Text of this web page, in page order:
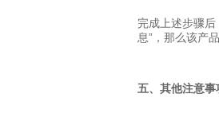
完成上述步骤后
息”，那么该产
五、其他注意事